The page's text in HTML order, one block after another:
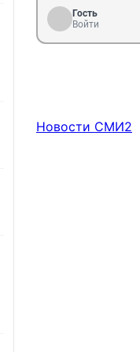
Гость
Войти
Новости СМИ2